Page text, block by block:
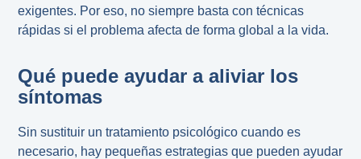
exigentes. Por eso, no siempre basta con técnicas
rápidas si el problema afecta de forma global a la vida.
Qué puede ayudar a aliviar los
síntomas
Sin sustituir un tratamiento psicológico cuando es
necesario, hay pequeñas estrategias que pueden ayudar